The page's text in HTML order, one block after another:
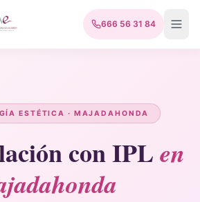
666 56 31 84
ESTÉTICA · MAJADAHONDA
con IPLen